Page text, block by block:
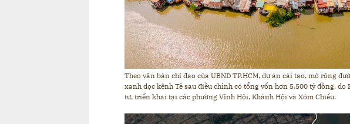
Theo văn bản chỉ đạo của UBND TP.HCM, dự án cải tạo, mở rộng
xanh dọc kênh Tẻ sau điều chỉnh có tổng vốn hơn 5.500 tỷ đồng, do
tư, triển khai tại các phường Vĩnh Hội, Khánh Hội và Xóm Chiếu.